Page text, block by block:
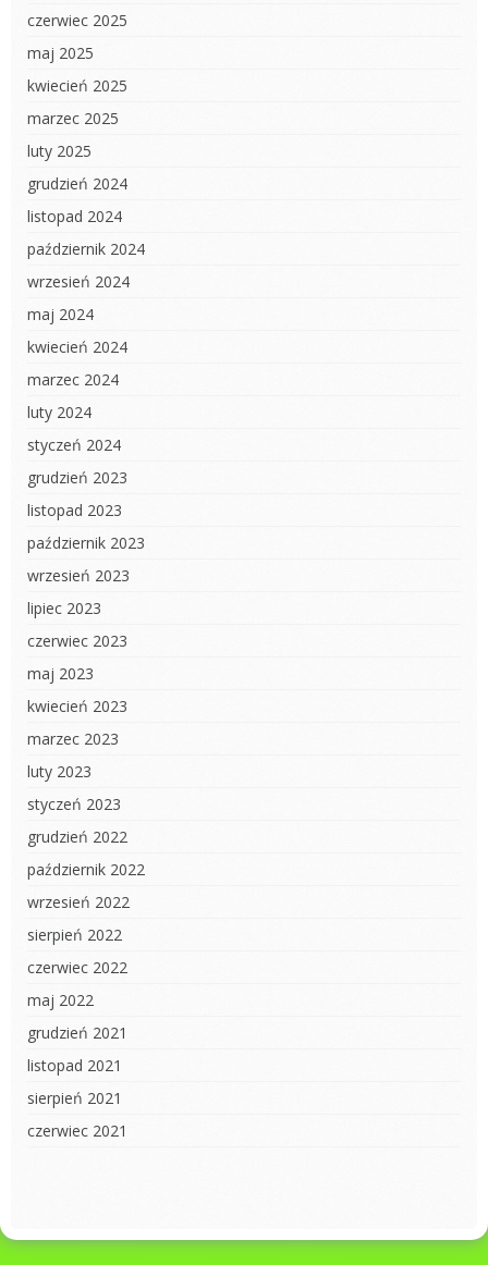
czerwiec 2025
maj 2025
kwiecień 2025
marzec 2025
luty 2025
grudzień 2024
listopad 2024
październik 2024
wrzesień 2024
maj 2024
kwiecień 2024
marzec 2024
luty 2024
styczeń 2024
grudzień 2023
listopad 2023
październik 2023
wrzesień 2023
lipiec 2023
czerwiec 2023
maj 2023
kwiecień 2023
marzec 2023
luty 2023
styczeń 2023
grudzień 2022
październik 2022
wrzesień 2022
sierpień 2022
czerwiec 2022
maj 2022
grudzień 2021
listopad 2021
sierpień 2021
czerwiec 2021